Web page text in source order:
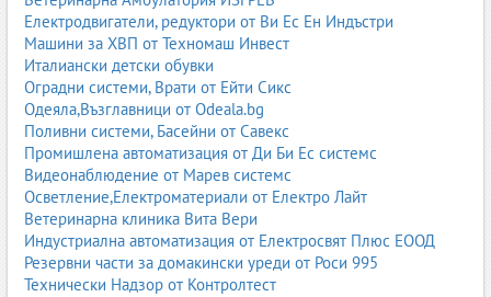
Електродвигатели, редуктори от Ви Ес Ен Индъстри
Машини за ХВП от Техномаш Инвест
Италиански детски обувки
Оградни системи, Врати от Ейти Сикс
Одеяла,Възглавници от Odeala.bg
Поливни системи, Басейни от Савекс
Промишлена автоматизация от Ди Би Ес системс
Видеонаблюдение от Марев системс
Осветление,Електроматериали от Електро Лайт
Ветеринарна клиника Вита Вери
Индустриална автоматизация от Електросвят Плюс ЕООД
Резервни части за домакински уреди от Роси 995
Технически Надзор от Контролтест